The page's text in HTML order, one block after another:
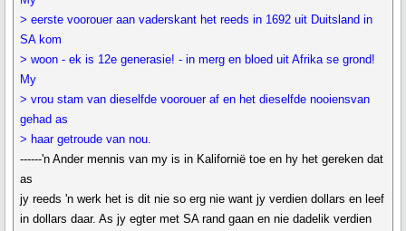
> eerste voorouer aan vaderskant het reeds in 1692 uit Duitsland in
SA kom
> woon - ek is 12e generasie! - in merg en bloed uit Afrika se grond!
My
> vrou stam van dieselfde voorouer af en het dieselfde nooiensvan
gehad as
> haar getroude van nou.
------'n Ander mennis van my is in Kalifornië toe en hy het gereken dat
as
jy reeds 'n werk het is dit nie so erg nie want jy verdien dollars en leef
in dollars daar. As jy egter met SA rand gaan en nie dadelik verdien